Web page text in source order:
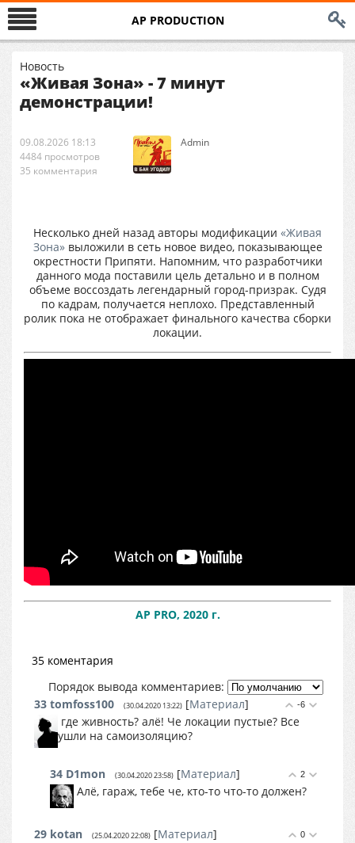
AP PRODUCTION
Новость
«Живая Зона» - 7 минут
демонстрации!
09.08.2026 18:13
4484 просмотров
35 комментария
Аdmin
Несколько дней назад авторы модификации «Живая
Зона» выложили в сеть новое видео, показывающее
окрестности Припяти. Напомним, что разработчики
данного мода поставили цель детально и в полном
объеме воссоздать легендарный город-призрак. Судя
по кадрам, получается неплохо. Представленный
ролик пока не отображает финального качества сборки
локации.
AP PRO, 2020 г.
35 коментария
Порядок вывода комментариев:
-6
33 tomfoss100 (30.04.2020 13:22) [Материал]
где живность? алё! Че локации пустые? Все
ушли на самоизоляцию?
2
34 D1mon (30.04.2020 23:58) [Материал]
Алё, гараж, тебе че, кто-то что-то должен?
0
29 kotan (25.04.2020 22:08) [Материал]